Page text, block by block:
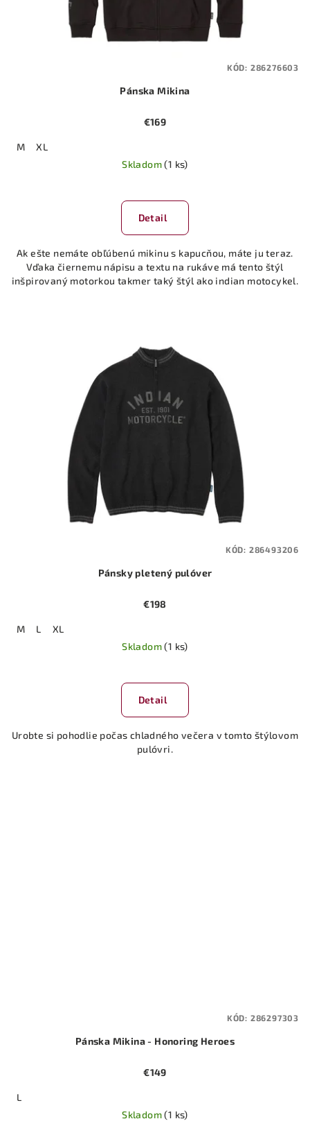
Pánska Mikina
€169
M
XL
Skladom(1 ks)
Detail
Ak ešte nemáte obľúbenú mikinu s kapucňou, máte ju teraz.
Vďaka čiernemu nápisu a textu na rukáve má tento štýl
inšpirovaný motorkou takmer taký štýl ako indian motocykel.
KÓD: 286276603
Pánsky pletený pulóver
€198
M L
XL
Skladom(1 ks)
hodnotenie
produktu
z
5
Detail
Urobte si pohodlie počas chladného večera v tomto štýlovom
pulóvri.
KÓD: 286493206
Pánska Mikina - Honoring Heroes
€149
L
Skladom(1 ks)
KÓD: 286297303